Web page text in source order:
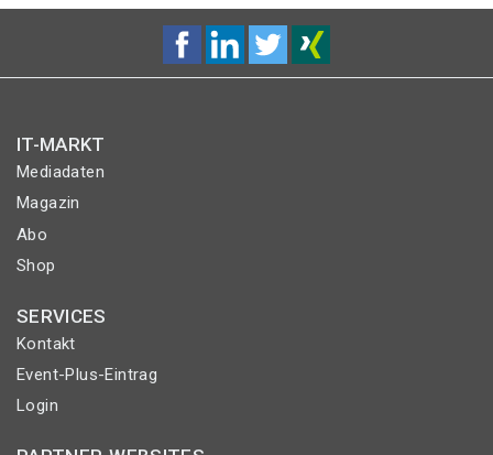
IT-MARKT
Mediadaten
Magazin
Abo
Shop
SERVICES
Kontakt
Event-Plus-Eintrag
Login